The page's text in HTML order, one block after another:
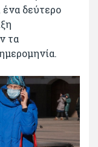
ένα δεύτερο
τα